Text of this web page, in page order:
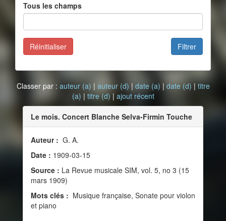
Tous les champs
Filtrer
Réinitialiser
Classer par : auteur (a) | auteur (d) | date (a) | date (d) | titre
(a) | titre (d) | ajout récent
Le mois. Concert Blanche Selva-Firmin Touche
Auteur : G. A.
Date : 1909-03-15
Source : La Revue musicale SIM, vol. 5, no 3 (15
mars 1909)
Mots clés : Musique française, Sonate pour violon
et piano